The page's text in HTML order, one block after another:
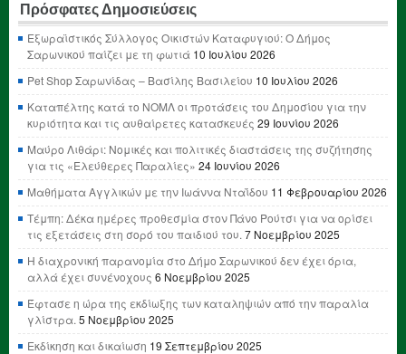
Πρόσφατες Δημοσιεύσεις
Εξωραϊστικός Σύλλογος Οικιστών Καταφυγιού: Ο Δήμος
Σαρωνικού παίζει με τη φωτιά 10 Ιουλίου 2026
Pet Shop Σαρωνίδας – Βασίλης Βασιλείου 10 Ιουλίου 2026
Καταπέλτης κατά το ΝΟΜΛ οι προτάσεις του Δημοσίου για την
κυριότητα και τις αυθαίρετες κατασκευές 29 Ιουνίου 2026
Μαύρο Λιθάρι: Νομικές και πολιτικές διαστάσεις της συζήτησης
για τις «Ελεύθερες Παραλίες» 24 Ιουνίου 2026
Μαθήματα Αγγλικών με την Ιωάννα Νταΐδου 11 Φεβρουαρίου 2026
Τέμπη: Δέκα ημέρες προθεσμία στον Πάνο Ρούτσι για να ορίσει
τις εξετάσεις στη σορό του παιδιού του. 7 Νοεμβρίου 2025
Η διαχρονική παρανομία στο Δήμο Σαρωνικού δεν έχει όρια,
αλλά έχει συνένοχους 6 Νοεμβρίου 2025
Έφτασε η ώρα της εκδίωξης των καταληψιών από την παραλία
γλίστρα. 5 Νοεμβρίου 2025
Εκδίκηση και δικαίωση 19 Σεπτεμβρίου 2025